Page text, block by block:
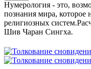
Нумерология - это,
познания мира, которое
религиозных
Шив Чаран Сингха.